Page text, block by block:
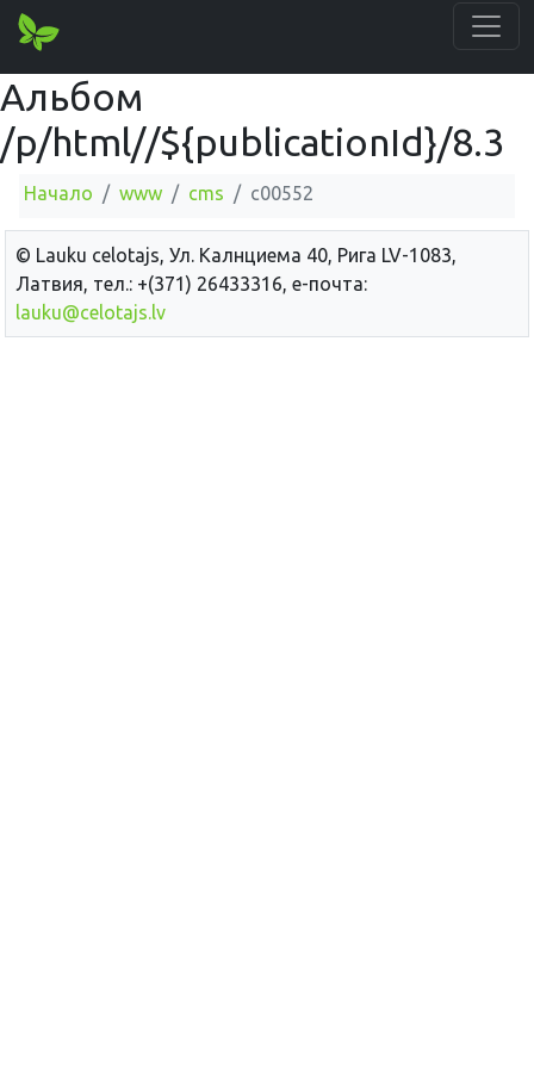
Альбом
/p/html//${publicationId}/8.3
Начало www cms c00552
© Lauku сelotajs, Ул. Калнциема 40, Рига LV-1083,
Латвия, тел.: +(371) 26433316, е-почта:
lauku@celotajs.lv